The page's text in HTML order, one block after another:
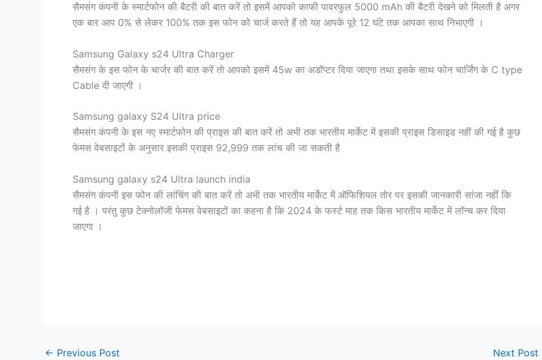
सैमसंग कंपनी के स्मार्टफोन की बैटरी की बात करें तो इसमें आपको काफी पावरफुल 5000 mAh की बैटरी देखने को मिलती है अगर
एक बार आप 0% से लेकर 100% तक इस फोन को चार्ज करते हैं तो यह आपके पूरे 12 घंटे तक आपका साथ निभाएगी ।
Samsung Galaxy s24 Ultra Charger
सैमसंग के इस फोन के चार्जर की बात करें तो आपको इसमें 45w का अडॉप्टर दिया जाएगा तथा इसके साथ फोन चार्जिंग के C type
Cable दी जाएगी ।
Samsung galaxy S24 Ultra price
सैमसंग कंपनी के इस नए स्मार्टफोन की प्राइस की बात करें तो अभी तक भारतीय मार्केट में इसकी प्राइस डिसाइड नहीं की गई है कुछ
फेमस वेबसाइटों के अनुसार इसकी प्राइस 92,999 तक लांच की जा सकती है
Samsung galaxy s24 Ultra launch india
सैमसंग कंपनी इस फोन की लांचिंग की बात करें तो अभी तक भारतीय मार्केट में ऑफिशियल तोर पर इसकी जानकारी सांजा नहीं कि
गई है । परंतु कुछ टेक्नोलॉजी फेमस वेबसाइटों का कहना है कि 2024 के फर्स्ट माह तक किस भारतीय मार्केट में लॉन्च कर दिया
जाएगा ।
← Previous Post Next Post